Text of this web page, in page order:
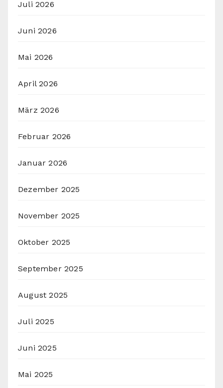
Juli 2026
Juni 2026
Mai 2026
April 2026
März 2026
Februar 2026
Januar 2026
Dezember 2025
November 2025
Oktober 2025
September 2025
August 2025
Juli 2025
Juni 2025
Mai 2025